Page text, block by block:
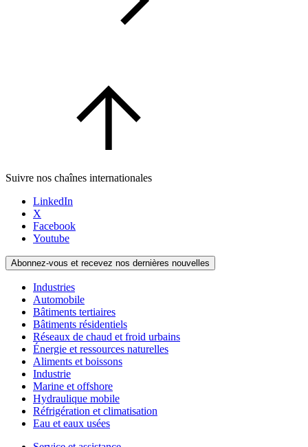
Suivre nos chaînes internationales
LinkedIn
X
Facebook
Youtube
Abonnez-vous et recevez nos dernières nouvelles
Industries
Automobile
Bâtiments tertiaires
Bâtiments résidentiels
Réseaux de chaud et froid urbains
Énergie et ressources naturelles
Aliments et boissons
Industrie
Marine et offshore
Hydraulique mobile
Réfrigération et climatisation
Eau et eaux usées